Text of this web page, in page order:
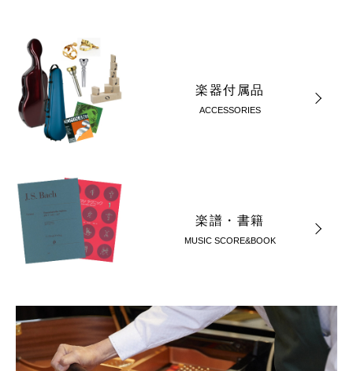
楽器付属品
ACCESSORIES
楽譜・書籍
MUSIC SCORE&BOOK